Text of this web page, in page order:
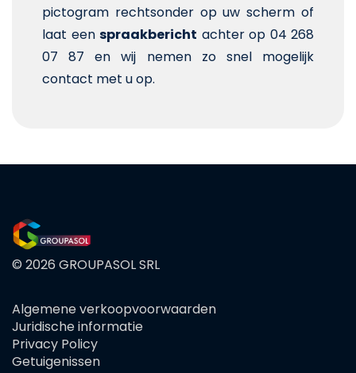
pictogram rechtsonder op uw scherm of
laat een spraakbericht achter op 04 268
07 87 en wij nemen zo snel mogelijk
contact met u op.
© 2026 GROUPASOL SRL
FOOTER
MENU
Algemene verkoopvoorwaarden
Juridische informatie
Privacy Policy
Getuigenissen